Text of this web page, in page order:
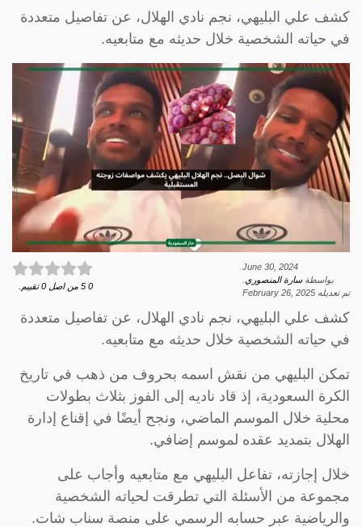
كشف علي البليهي، نجم نادي الهلال، عن تفاصيل متعددة
في حياته الشخصية خلال حديثه مع متابعيه.
June 30, 2024
بواسطةسارة المنصوري
تم تعديله February 26, 2025
0
5 من اصل 0 تقييم.
كشف علي البليهي، نجم نادي الهلال، عن تفاصيل متعددة
في حياته الشخصية خلال حديثه مع متابعيه.
تمكن البليهي من نقش اسمه بحروف من ذهب في تاريخ
الكرة السعودية، إذ قاد ناديه إلى الفوز بثلاث بطولات
محلية خلال الموسم الماضي، ونجح أيضًا في إقناع إدارة
الهلال بتمديد عقده لموسم إضافي.
خلال إجازته، تفاعل البليهي مع متابعيه وأجاب على
مجموعة من الأسئلة التي تطرقت لحياته الشخصية
والرياضية عبر حسابه الرسمي على منصة سناب شات.